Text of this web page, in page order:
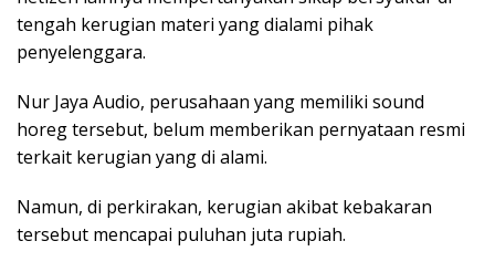
tengah kerugian materi yang dialami pihak
penyelenggara.
Nur Jaya Audio, perusahaan yang memiliki sound
horeg tersebut, belum memberikan pernyataan resmi
terkait kerugian yang di alami.
Namun, di perkirakan, kerugian akibat kebakaran
tersebut mencapai puluhan juta rupiah.